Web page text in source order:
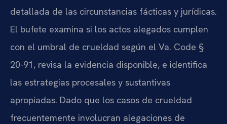
detallada de las circunstancias fácticas y jurídicas.
El bufete examina si los actos alegados cumplen
con el umbral de crueldad según el Va. Code §
20-91, revisa la evidencia disponible, e identifica
las estrategias procesales y sustantivas
apropiadas. Dado que los casos de crueldad
frecuentemente involucran alegaciones de